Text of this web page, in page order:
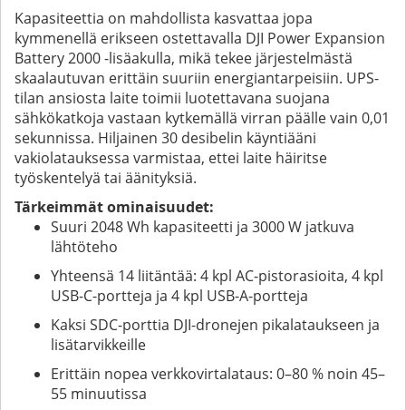
Kapasiteettia on mahdollista kasvattaa jopa
kymmenellä erikseen ostettavalla DJI Power Expansion
Battery 2000 -lisäakulla, mikä tekee järjestelmästä
skaalautuvan erittäin suuriin energiantarpeisiin. UPS-
tilan ansiosta laite toimii luotettavana suojana
sähkökatkoja vastaan kytkemällä virran päälle vain 0,01
sekunnissa. Hiljainen 30 desibelin käyntiääni
vakiolatauksessa varmistaa, ettei laite häiritse
työskentelyä tai äänityksiä.
Tärkeimmät ominaisuudet:
Suuri 2048 Wh kapasiteetti ja 3000 W jatkuva
lähtöteho
Yhteensä 14 liitäntää: 4 kpl AC-pistorasioita, 4 kpl
USB-C-portteja ja 4 kpl USB-A-portteja
Kaksi SDC-porttia DJI-dronejen pikalataukseen ja
lisätarvikkeille
Erittäin nopea verkkovirtalataus: 0–80 % noin 45–
55 minuutissa